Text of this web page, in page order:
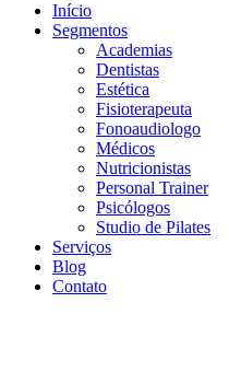
Início
Segmentos
Academias
Dentistas
Estética
Fisioterapeuta
Fonoaudiologo
Médicos
Nutricionistas
Personal Trainer
Psicólogos
Studio de Pilates
Serviços
Blog
Contato